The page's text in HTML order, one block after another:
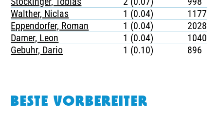
Walther, Niclas
1 (0.04)
1177
Eppendorfer, Roman
1 (0.04)
2028
Damer, Leon
1 (0.04)
1040
Gebuhr, Dario
1 (0.10) 896
BESTE VORBEREITER